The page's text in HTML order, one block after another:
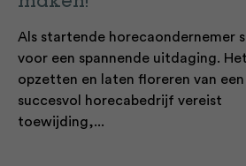
Als startende horecaondernemer
voor een spannende uitdaging. Het
opzetten en laten floreren van een
succesvol horecabedrijf vereist
toewijding,...